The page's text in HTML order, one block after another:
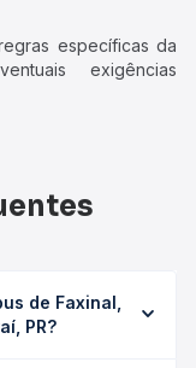
específicas da
exigências
de Faxinal,
PR?